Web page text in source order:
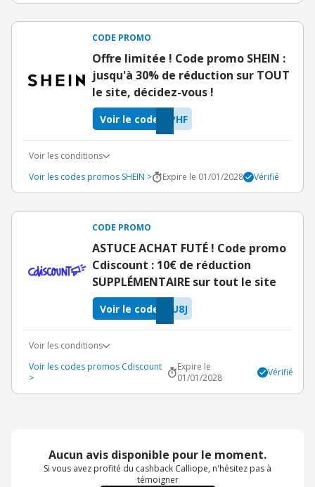
CODE PROMO
Offre limitée ! Code promo SHEIN :
jusqu'à 30% de réduction sur TOUT
le site, décidez-vous !
PHF
Voir le code
Voir les conditions
Voir les codes promos SHEIN >
Expire le 01/01/2028 Vérifié
CODE PROMO
ASTUCE ACHAT FUTÉ ! Code promo
Cdiscount : 10€ de réduction
SUPPLÉMENTAIRE sur tout le site
U8J
Voir le code
Voir les conditions
Voir les codes promos Cdiscount
>
Expire le
01/01/2028
Vérifié
Aucun avis disponible pour le moment.
Si vous avez profité du cashback Calliope, n'hésitez pas à
témoigner